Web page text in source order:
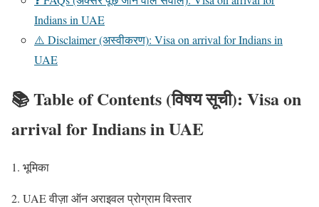
Indians in UAE
⚠️ Disclaimer (अस्वीकरण): Visa on arrival for Indians in
UAE
📚Table of Contents (विषय सूची): Visa on
arrival for Indians in UAE
भूमिका
UAE वीज़ा ऑन अराइवल प्रोग्राम विस्तार